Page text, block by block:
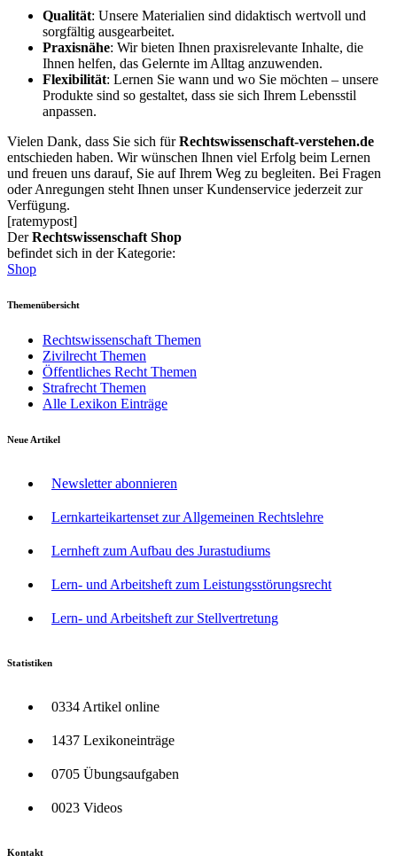
Qualität: Unsere Materialien sind didaktisch wertvoll und
sorgfältig ausgearbeitet.
Praxisnähe: Wir bieten Ihnen praxisrelevante Inhalte, die
Ihnen helfen, das Gelernte im Alltag anzuwenden.
Flexibilität: Lernen Sie wann und wo Sie möchten – unsere
Produkte sind so gestaltet, dass sie sich Ihrem Lebensstil
anpassen.
Vielen Dank, dass Sie sich fürRechtswissenschaft-verstehen.de
entschieden haben. Wir wünschen Ihnen viel Erfolg beim Lernen
und freuen uns darauf, Sie auf Ihrem Weg zu begleiten. Bei Fragen
oder Anregungen steht Ihnen unser Kundenservice jederzeit zur
Verfügung.
[ratemypost]
DerRechtswissenschaft Shop
befindet sich in der Kategorie:
Shop
Themenübersicht
Rechtswissenschaft Themen
Zivilrecht Themen
Öffentliches Recht Themen
Strafrecht Themen
Alle Lexikon Einträge
Neue Artikel
Newsletter abonnieren
Lernkarteikartenset zur Allgemeinen Rechtslehre
Lernheft zum Aufbau des Jurastudiums
Lern- und Arbeitsheft zum Leistungsstörungsrecht
Lern- und Arbeitsheft zur Stellvertretung
Statistiken
0334 Artikel online
1437 Lexikoneinträge
0705 Übungsaufgaben
0023 Videos
Kontakt